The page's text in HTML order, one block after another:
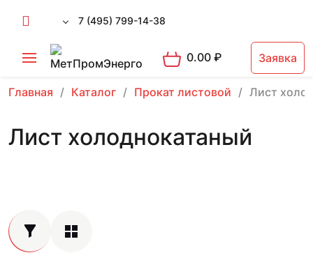
7 (495) 799-14-38
0.00₽ Заявка
Главная Каталог Прокат листовой Лист
Лист холоднокатаный